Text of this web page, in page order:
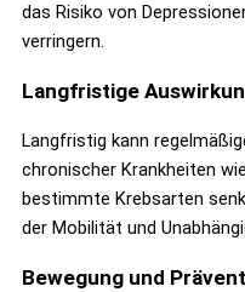
das Risiko von
verringern.
Langfristige
Langfristig kann
chronischer Krankheiten
bestimmte Krebsarten
der Mobilität und
Bewegung und